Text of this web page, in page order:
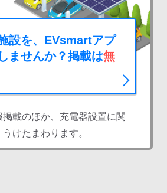
設を、EVsmartアプ
ませんか？掲載は無
載のほか、充電器設置に関
けたまわります。